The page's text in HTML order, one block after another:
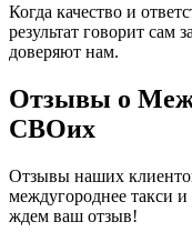
Когда качество и
результат говорит сам
доверяют нам.
Отзывы о
СВОих
Отзывы наших
междугороднее такси
ждем ваш отзыв!